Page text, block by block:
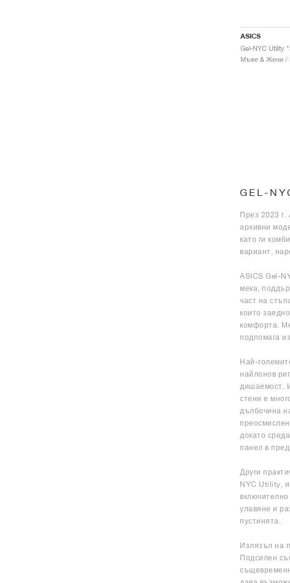
ASICS
GEL-
През 2023 г.
архивни
като ги
вариант,
ASICS Gel-
мека,
част на
които
комфорта.
подпомага
Най-
найлонов
дишаемост.
стени е
дълбочина
докато
панел в
Други
NYC Utility,
улавяне и
пустинята.
Излязъл на
Подсилен